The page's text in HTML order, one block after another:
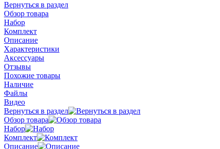
Вернуться в раздел
Обзор товара
Набор
Комплект
Описание
Характеристики
Аксессуары
Отзывы
Похожие товары
Наличие
Файлы
Видео
Вернуться в раздел
Обзор товара
Набор
Комплект
Описание